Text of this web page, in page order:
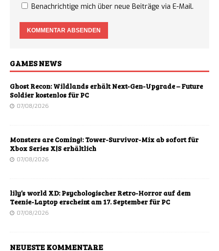
Benachrichtige mich über neue Beiträge via E-Mail.
GAMES NEWS
Ghost Recon: Wildlands erhält Next-Gen-Upgrade – Future
Soldier kostenlos für PC
07/08/2026
Monsters are Coming!: Tower-Survivor-Mix ab sofort für
Xbox Series X|S erhältlich
07/08/2026
lily’s world XD: Psychologischer Retro-Horror auf dem
Teenie-Laptop erscheint am 17. September für PC
07/08/2026
NEUESTE KOMMENTARE